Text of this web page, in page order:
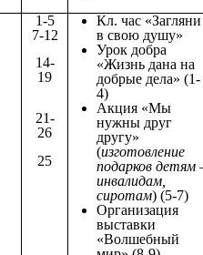
1-5
7-12
14-
19
21-
26
25
Кл. час «Загляни
в свою душу»
Урок добра
«Жизнь дана на
добрые дела» (1-
4)
Акция «Мы
нужны друг
другу»
(изготовление
подарков детям
инвалидам,
сиротам) (5-7)
Организация
выставки
«Волшебный